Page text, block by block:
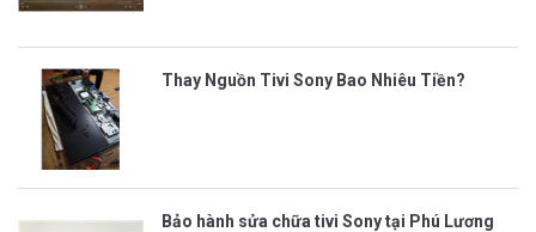
Thay Nguồn Tivi Sony Bao Nhiêu Tiền?
Bảo hành sửa chữa tivi Sony tại Phú Lương